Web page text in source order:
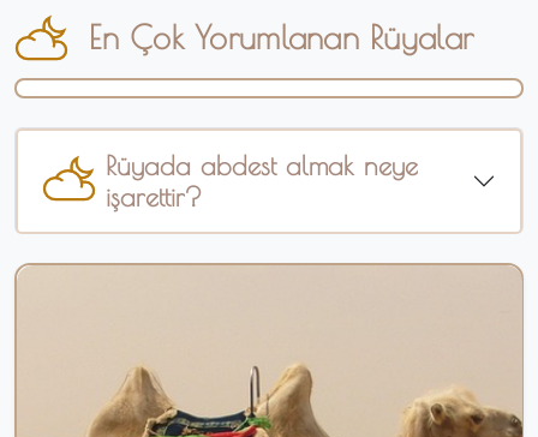
En Çok Yorumlanan Rüyalar
Rüyada abdest almak neye
işarettir?